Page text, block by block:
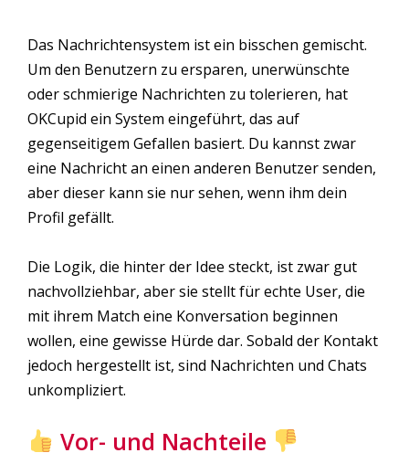
Das Nachrichtensystem ist ein bisschen gemischt.
Um den Benutzern zu ersparen, unerwünschte
oder schmierige Nachrichten zu tolerieren, hat
OKCupid ein System eingeführt, das auf
gegenseitigem Gefallen basiert. Du kannst zwar
eine Nachricht an einen anderen Benutzer senden,
aber dieser kann sie nur sehen, wenn ihm dein
Profil gefällt.
Die Logik, die hinter der Idee steckt, ist zwar gut
nachvollziehbar, aber sie stellt für echte User, die
mit ihrem Match eine Konversation beginnen
wollen, eine gewisse Hürde dar. Sobald der Kontakt
jedoch hergestellt ist, sind Nachrichten und Chats
unkompliziert.
Vor- und Nachteile